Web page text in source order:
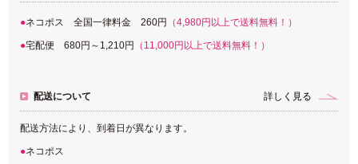
ネコポス 全国一律料金 260円 （4,980円以上で送料無料！）
宅配便 680円～1,210円 （11,000円以上で送料無料！）
配送について 詳しく見る
配送方法により、到着日が異なります。
ネコポス